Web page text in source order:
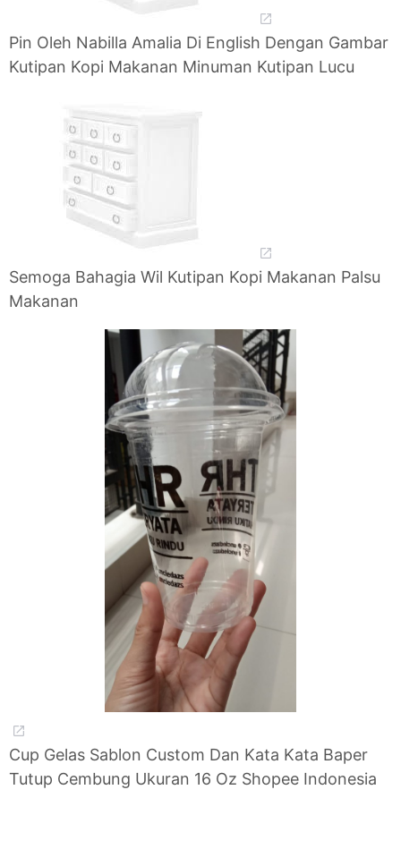
Pin Oleh Nabilla Amalia Di English Dengan Gambar
Kutipan Kopi Makanan Minuman Kutipan Lucu
Semoga Bahagia Wil Kutipan Kopi Makanan Palsu
Makanan
Cup Gelas Sablon Custom Dan Kata Kata Baper
Tutup Cembung Ukuran 16 Oz Shopee Indonesia